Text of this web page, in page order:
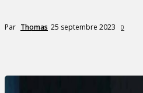
Par Thomas 25 septembre 2023 0